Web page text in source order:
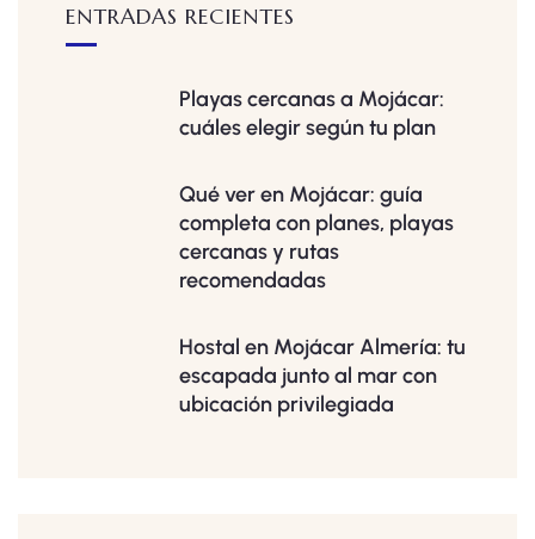
ENTRADAS RECIENTES
Playas cercanas a Mojácar:
cuáles elegir según tu plan
Qué ver en Mojácar: guía
completa con planes, playas
cercanas y rutas
recomendadas
Hostal en Mojácar Almería: tu
escapada junto al mar con
ubicación privilegiada